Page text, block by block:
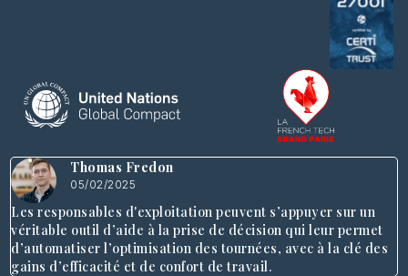
Thomas Fredon
05/02/2025
Les responsables d'exploitation peuvent s’appuyer sur un
véritable outil d’aide à la prise de décision qui leur permet
d’automatiser l’optimisation des tournées, avec à la clé des
gains d’efficacité et de confort de travail.